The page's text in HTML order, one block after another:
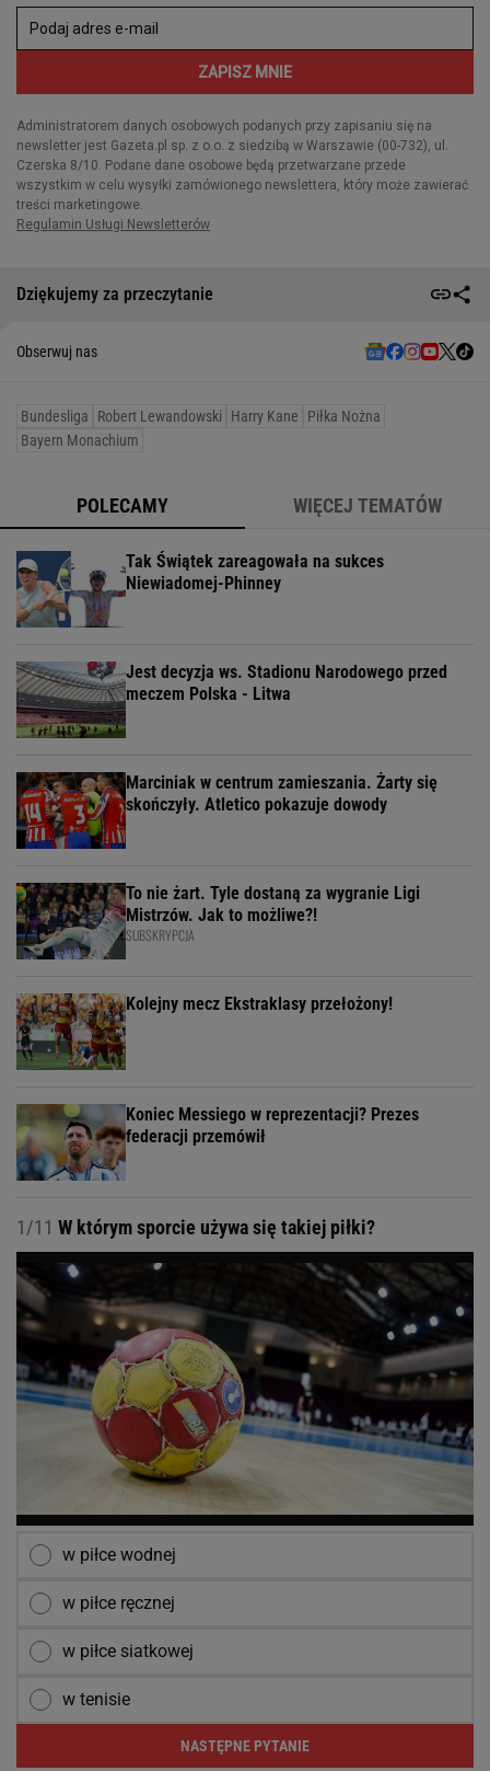
Dziękujemy za przeczytanie
Obserwuj nas
Bundesliga Robert Lewandowski Harry Kane
Piłka Nożna
Bayern Monachium
POLECAMY WIĘCEJ TEMATÓW
Tak Świątek zareagowała na sukces
Niewiadomej-Phinney
Jest decyzja ws. Stadionu Narodowego przed
meczem Polska - Litwa
Marciniak w centrum zamieszania. Żarty się
skończyły. Atletico pokazuje dowody
To nie żart. Tyle dostaną za wygranie Ligi
Mistrzów. Jak to możliwe?!
SUBSKRYPCJA
Kolejny mecz Ekstraklasy przełożony!
Koniec Messiego w reprezentacji? Prezes
federacji przemówił
1/11 W którym sporcie używa się takiej piłki?
w piłce wodnej
w piłce ręcznej
w piłce siatkowej
w tenisie
NASTĘPNE PYTANIE